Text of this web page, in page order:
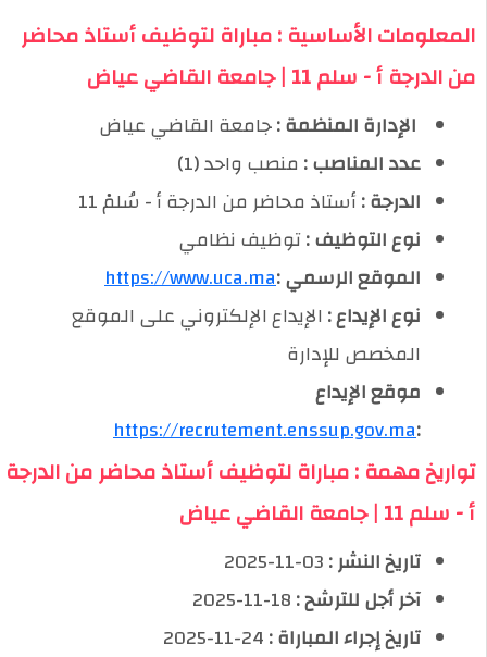
المعلومات الأساسية : مباراة لتوظيف أستاذ محاضر
من الدرجة أ - سلم 11 | جامعة القاضي عياض
️ الإدارة المنظمة :جامعة القاضي عياض
عدد المناصب :منصب واحد (1)
الدرجة :أستاذ محاضر من الدرجة أ - سُلمْ 11
نوع التوظيف :توظيف نظامي
الموقع الرسمي :https://www.uca.ma
نوع الإيداع :الإيداع الإلكتروني على الموقع
المخصص للإدارة
موقع الإيداع
https://recrutement.enssup.gov.ma
تواريخ مهمة : مباراة لتوظيف أستاذ محاضر من الدرجة
أ - سلم 11 | جامعة القاضي عياض
تاريخ النشر :03-11-2025
آخر أجل للترشح :18-11-2025
تاريخ إجراء المباراة :24-11-2025